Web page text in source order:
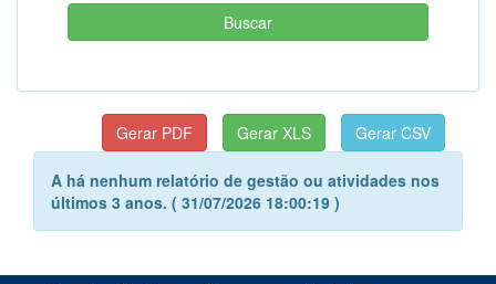
A há nenhum relatório de gestão ou atividades nos
últimos 3 anos. ( 31/07/2026 18:00:19 )